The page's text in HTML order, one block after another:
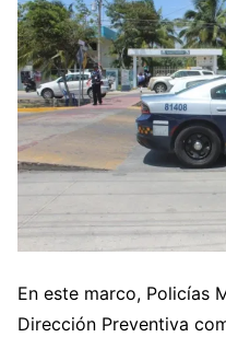
En este marco, Policías
Dirección Preventiva